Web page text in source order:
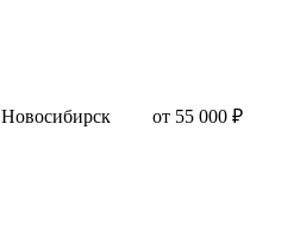
Новосибирск от 55 000 ₽